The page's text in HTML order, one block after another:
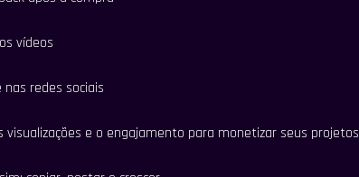
vídeos
redes sociais
e o engajamento para monetizar seus projetos